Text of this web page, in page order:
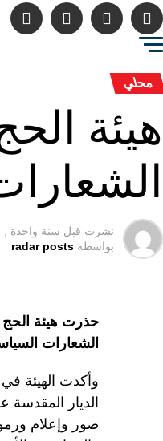
محلي
هيئة
نشرت قبل سنة واحدة ,
بواسطة radar posts
حذرت هيئة الحج
الشعارات
وأكدت الهيئة
الديار
صور وإعلام